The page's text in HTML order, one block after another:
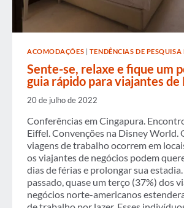
ACOMODAÇÕES | TENDÊNCIAS DE PESQUISA
Sente-se, relaxe e fique um
guia rápido para viajantes de
20 de julho de 2022
Conferências em Cingapura.
Eiffel. Convenções na Disney World.
viagens de trabalho ocorrem em
os viajantes de negócios podem
dias de férias e prolongar sua
passado, quase um terço (37%) dos
negócios norte-americanos